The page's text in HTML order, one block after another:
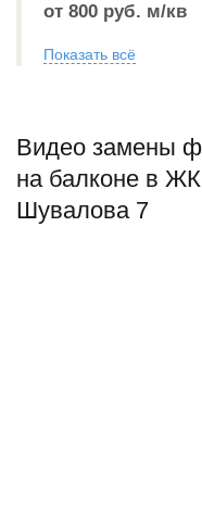
от 800 руб. м/кв
Показать всё
Видео замены
на балконе в
Шувалова 7